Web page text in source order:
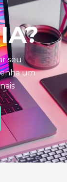
seu
um